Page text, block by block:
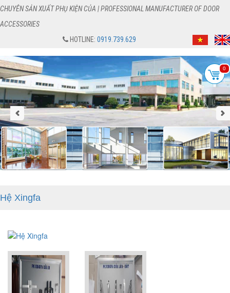
CHUYÊN SẢN XUẤT PHỤ KIỆN CỦA | PROFESSIONAL MANUFACTURER OF DOOR
ACCESSORIES
HOTLINE: 0919.739.629
0
Hệ Xingfa